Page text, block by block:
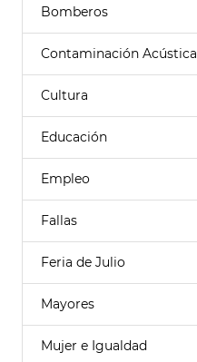
Bomberos
Contaminación Acústica
Cultura
Educación
Empleo
Fallas
Feria de Julio
Mayores
Mujer e Igualdad